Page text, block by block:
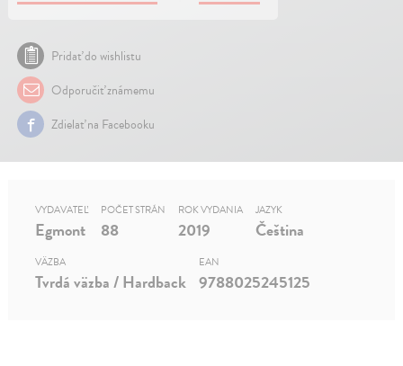
Pridať do wishlistu
Odporučiť známemu
Zdielať na Facebooku
VYDAVATEĽ
Egmont
POČET STRÁN
88
ROK VYDANIA
2019
JAZYK
Čeština
VÄZBA
Tvrdá väzba / Hardback
EAN
9788025245125